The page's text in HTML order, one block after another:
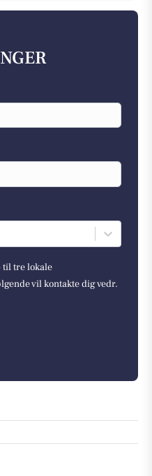
til tre lokale
vil kontakte dig vedr.